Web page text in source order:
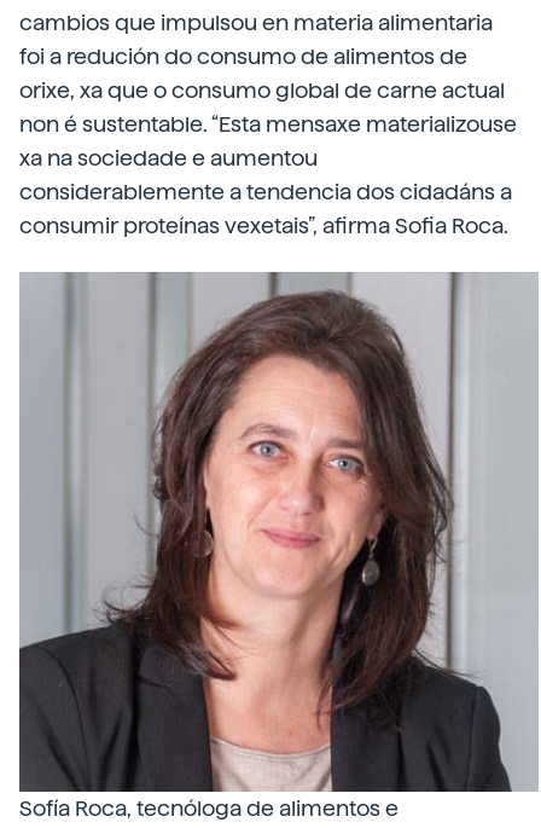
cambios que impulsou en materia alimentaria
foi a redución do consumo de alimentos de
orixe, xa que o consumo global de carne actual
non é sustentable. “Esta mensaxe materializouse
xa na sociedade e aumentou
considerablemente a tendencia dos cidadáns a
consumir proteínas vexetais”, afirma Sofia Roca.
Sofía Roca, tecnóloga de alimentos e